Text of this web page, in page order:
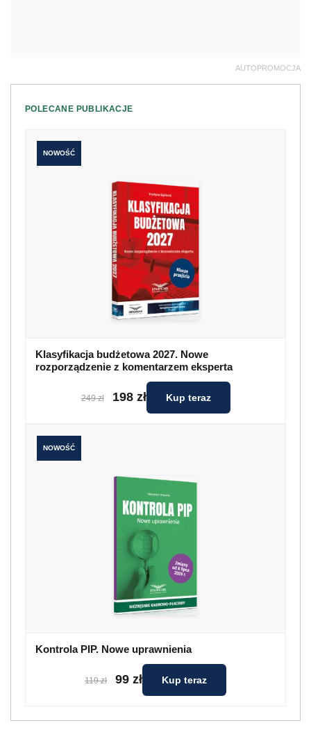
AUTOPROMOCJA
POLECANE PUBLIKACJE
NOWOŚĆ
Klasyfikacja budżetowa 2027. Nowe
rozporządzenie z komentarzem eksperta
249 zł 198 zł Kup teraz
NOWOŚĆ
Kontrola PIP. Nowe uprawnienia
119 zł 99 zł Kup teraz